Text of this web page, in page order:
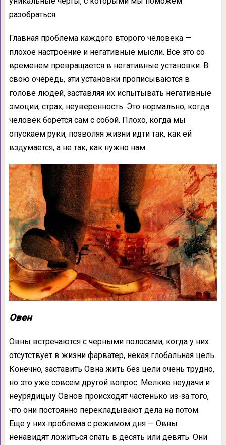
разобраться.
Главная проблема каждого второго человека —
плохое настроение и негативные мысли. Все это со
временем превращается в негативные установки. В
свою очередь, эти установки прописываются в
голове людей, заставляя их испытывать негативные
эмоции, страх, неуверенность. Это нормально, когда
человек борется сам с собой. Плохо, когда мы
опускаем руки, позволяя жизни идти так, как ей
вздумается, а не так, как нужно нам.
Овен
Овны встречаются с черными полосами, когда у них
отсутствует в жизни фарватер, некая глобальная цель.
Конечно, заставить Овна жить без цели очень трудно,
но это уже совсем другой вопрос. Мелкие неудачи и
неурядицыу Овнов происходят частенько из-за того,
что они постоянно перекладывают дела на потом.
Еще у них проблема с режимом дня — Овны
ненавидят ложиться спать в десять или девять. Они